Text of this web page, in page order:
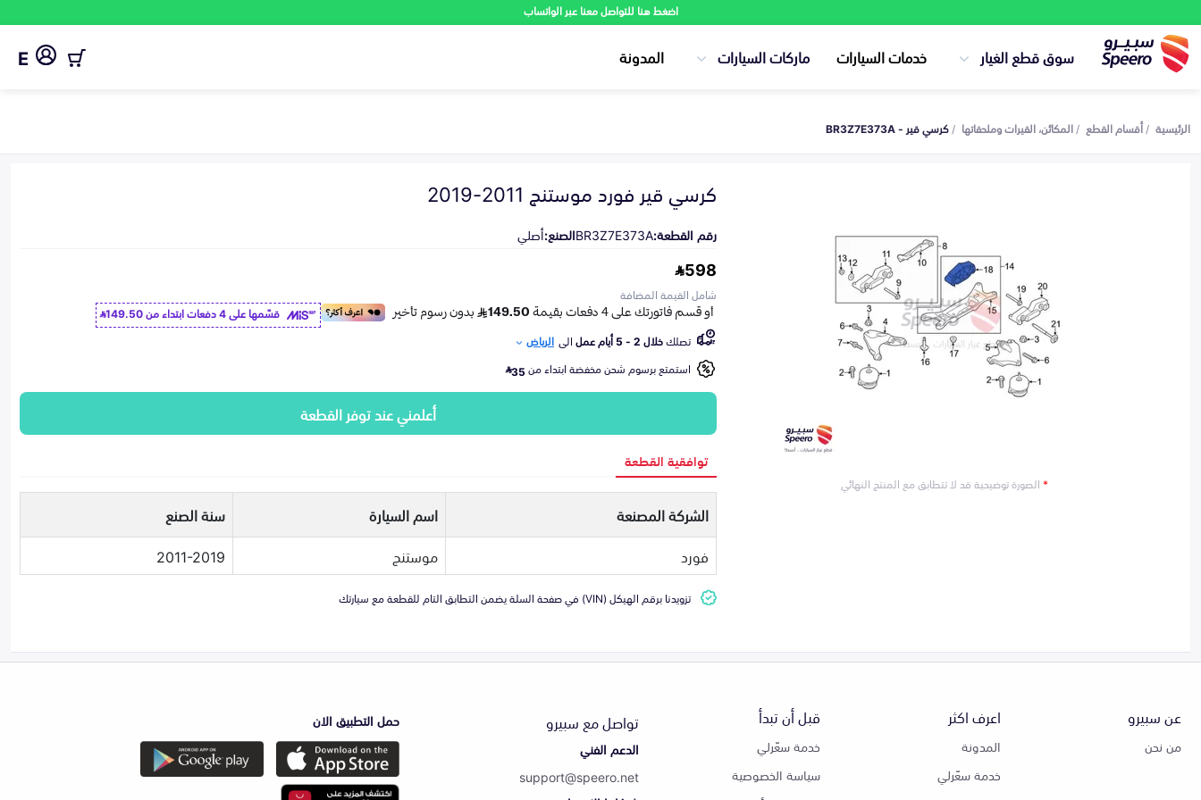
اضغط هنا للتواصل معنا عبر الواتساب
سوق قطع الغيار خدمات السيارات ماركات السيارات المدونة E
الرئيسية أقسام القطع المكائن، القيرات وملحقاتها كرسي قير - BR3Z7E373A
*الصورة توضيحية قد لا تتطابق مع المنتج النهائي
كرسي قير فورد موستنج 2011-2019
رقم القطعة:BR3Z7E373Aالصنع:أصلي
598
شامل القيمة المضافة
قسّمها على 4 دفعات ابتداء من
149.50
تصلكخلال 2 - 5 أيام عمل الى الرياض
استمتع برسوم شحن مخفضة ابتداء من35
أعلمني عند توفر القطعة
توافقية القطعة
الشركة المصنعة اسم السيارة
سنة الصنع
فورد
موستنج 2011-2019
تزويدنا برقم الهيكل (VIN) في صفحة السلة يضمن التطابق التام للقطعة مع سيارتك
عن سبيرو
من نحن
اعرف اكثر
المدونة
خدمة سعّرلي
قبل أن تبدأ
خدمة سعّرلي
سياسة الخصوصية
تواصل مع سبيرو
الدعم الفني
support@speero.net
حمل التطبيق الان